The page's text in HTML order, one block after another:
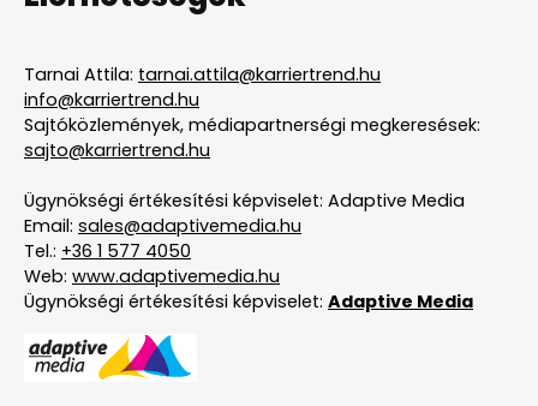
Tarnai Attila: tarnai.attila@karriertrend.hu
info@karriertrend.hu
Sajtóközlemények, médiapartnerségi megkeresések:
sajto@karriertrend.hu
Ügynökségi értékesítési képviselet: Adaptive Media
Email: sales@adaptivemedia.hu
Tel.: +36 1 577 4050
Web: www.adaptivemedia.hu
Ügynökségi értékesítési képviselet: Adaptive Media